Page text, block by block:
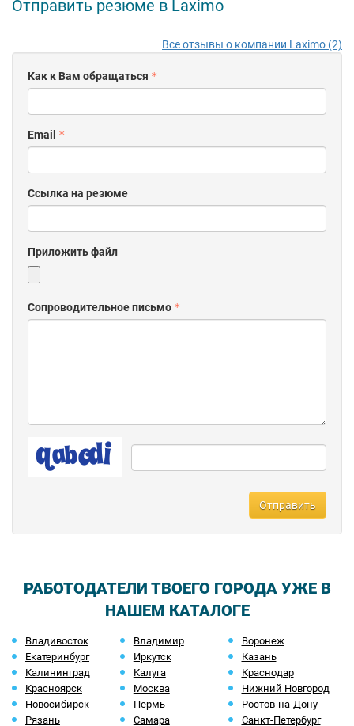
Отправить резюме в Laximo
Все отзывы о компании Laximo (2)
Как к Вам обращаться
Email
Ссылка на резюме
Приложить файл
Сопроводительное письмо
Отправить
РАБОТОДАТЕЛИ ТВОЕГО ГОРОДА УЖЕ В
НАШЕМ КАТАЛОГЕ
Владивосток Владимир
Воронеж
Екатеринбург
Иркутск
Казань
Калининград
Калуга
Краснодар
Красноярск
Москва
Нижний Новгород
Новосибирск
Пермь
Ростов-на-Дону
Рязань
Самара Санкт-Петербург